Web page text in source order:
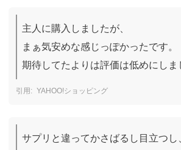
主人に購入しましたが、
まぁ気安めな感じっぽかったです。
期待してたよりは評価は低めにしま
YAHOO!ショッピング
サプリと違ってかさばるし目立つし